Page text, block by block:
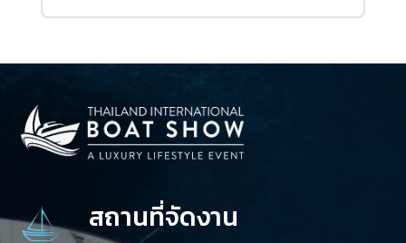
สถานที่จัดงาน